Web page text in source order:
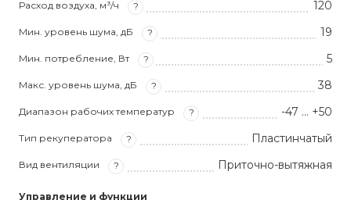
Расход воздуха, м³/ч ? 120
Мин. уровень шума, дБ ? 19
Мин. потребление, Вт ? 5
Макс. уровень шума, дБ ? 38
Диапазон рабочих температур ? -47 … +50
Тип рекуператора ? Пластинчатый
Вид вентиляции ? Приточно-вытяжная
Управление и функции